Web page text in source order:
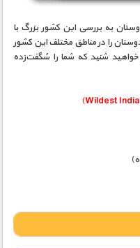
به بررسی این کشور بزرگ با
را در مناطق مختلف این کشور
خواهید شنید که شما را شگفت‌زده